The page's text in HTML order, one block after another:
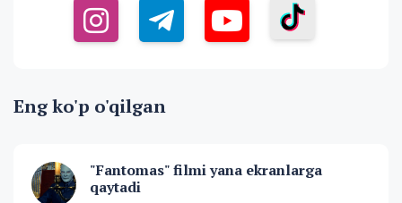
Eng ko'p o'qilgan
"Fantomas" filmi yana ekranlarga
qaytadi